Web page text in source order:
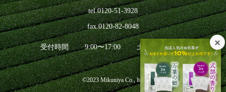
tel.0120-51-3928
fax.0120-82-8048
受付時間 9:00〜17:00 土日祝日を除く
©2023 Mikuniya Co., ltd.